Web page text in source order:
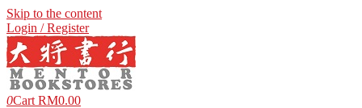
Skip to the content
Login / Register
0Cart RM0.00